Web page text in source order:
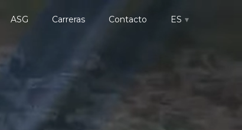
ASG Carreras Contacto ES